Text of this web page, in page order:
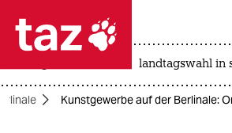
 taz zahl ich
taz zahl ich
landtagswahl in
Kunstgewerbe auf der Berlinale: